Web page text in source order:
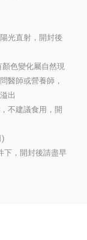
光直射，開封後
色變化屬自然現
醫師或營養師，
出
不建議食用，開
)
下，開封後請盡早